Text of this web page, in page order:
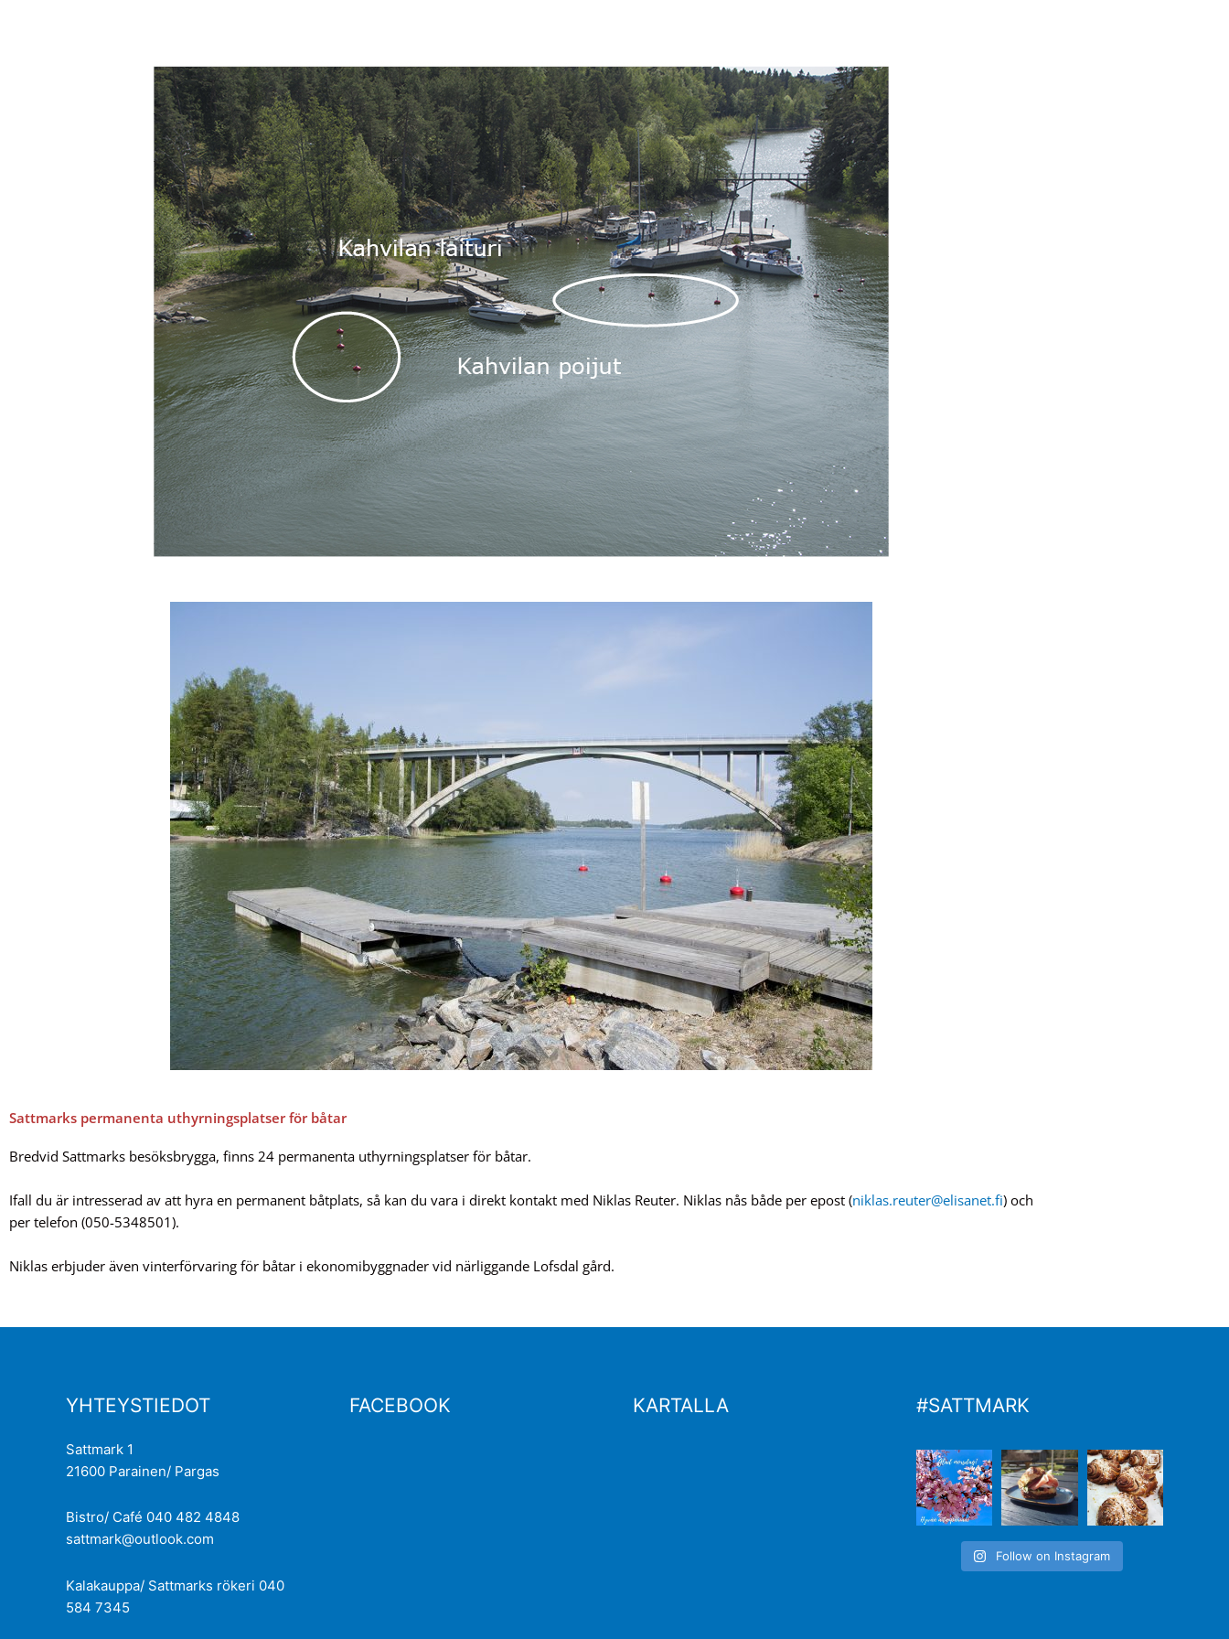
Sattmarks permanenta uthyrningsplatser för båtar
Bredvid Sattmarks besöksbrygga, finns 24 permanenta uthyrningsplatser för båtar.
Ifall du är intresserad av att hyra en permanent båtplats, så kan du vara i direkt kontakt med Niklas Reuter. Niklas nås både per epost (niklas.reuter@elisanet.fi) och
per telefon (050-5348501).
Niklas erbjuder även vinterförvaring för båtar i ekonomibyggnader vid närliggande Lofsdal gård.
YHTEYSTIEDOT
Sattmark 1
21600 Parainen/ Pargas
Bistro/ Café 040 482 4848
sattmark@outlook.com
Kalakauppa/ Sattmarks rökeri 040
584 7345
FACEBOOK KARTALLA #SATTMARK
Follow on Instagram